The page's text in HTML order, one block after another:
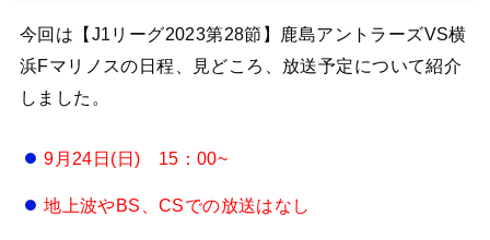
今回は【J1リーグ2023第28節】鹿島アントラーズVS横
浜Fマリノスの日程、見どころ、放送予定について紹介
しました。
9月24日(日) 15：00~
地上波やBS、CSでの放送はなし